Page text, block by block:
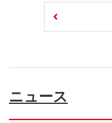
ニュース